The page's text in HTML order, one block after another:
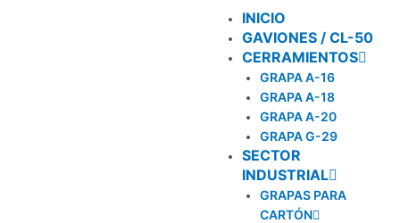
INICIO
GAVIONES / CL-50
CERRAMIENTOS
GRAPA A-16
GRAPA A-18
GRAPA A-20
GRAPA G-29
SECTOR
INDUSTRIAL
GRAPAS PARA
CARTÓN